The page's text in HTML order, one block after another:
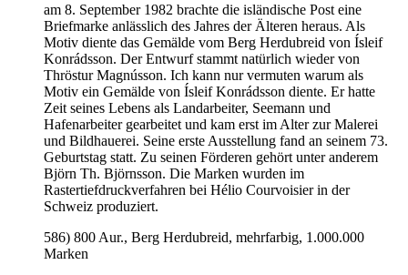
am 8. September 1982 brachte die isländische Post eine
Briefmarke anlässlich des Jahres der Älteren heraus. Als
Motiv diente das Gemälde vom Berg Herdubreid von Ísleif
Konrádsson. Der Entwurf stammt natürlich wieder von
Thröstur Magnússon. Ich kann nur vermuten warum als
Motiv ein Gemälde von Ísleif Konrádsson diente. Er hatte
Zeit seines Lebens als Landarbeiter, Seemann und
Hafenarbeiter gearbeitet und kam erst im Alter zur Malerei
und Bildhauerei. Seine erste Ausstellung fand an seinem 73.
Geburtstag statt. Zu seinen Förderen gehört unter anderem
Björn Th. Björnsson. Die Marken wurden im
Rastertiefdruckverfahren bei Hélio Courvoisier in der
Schweiz produziert.
586) 800 Aur., Berg Herdubreid, mehrfarbig, 1.000.000
Marken